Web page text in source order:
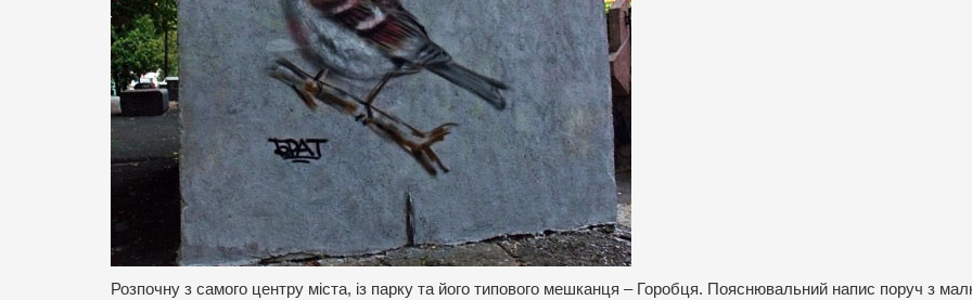
Розпочну з самого центру міста, із парку та його типового мешканця – Горобця. Пояснювальний напис поруч з